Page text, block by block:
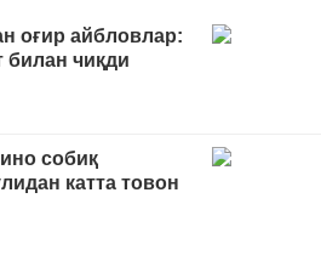
оғир айбловлар:
чиқди
собиқ
катта товон